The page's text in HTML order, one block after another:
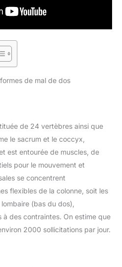
de mal de dos
de 24 vertèbres ainsi que
le sacrum et le coccyx,
est entourée de muscles, de
pour le mouvement et
se concentrent
flexibles de la colonne, soit les
(bas du dos),
à des contraintes. On estime que
2000 sollicitations par jour.